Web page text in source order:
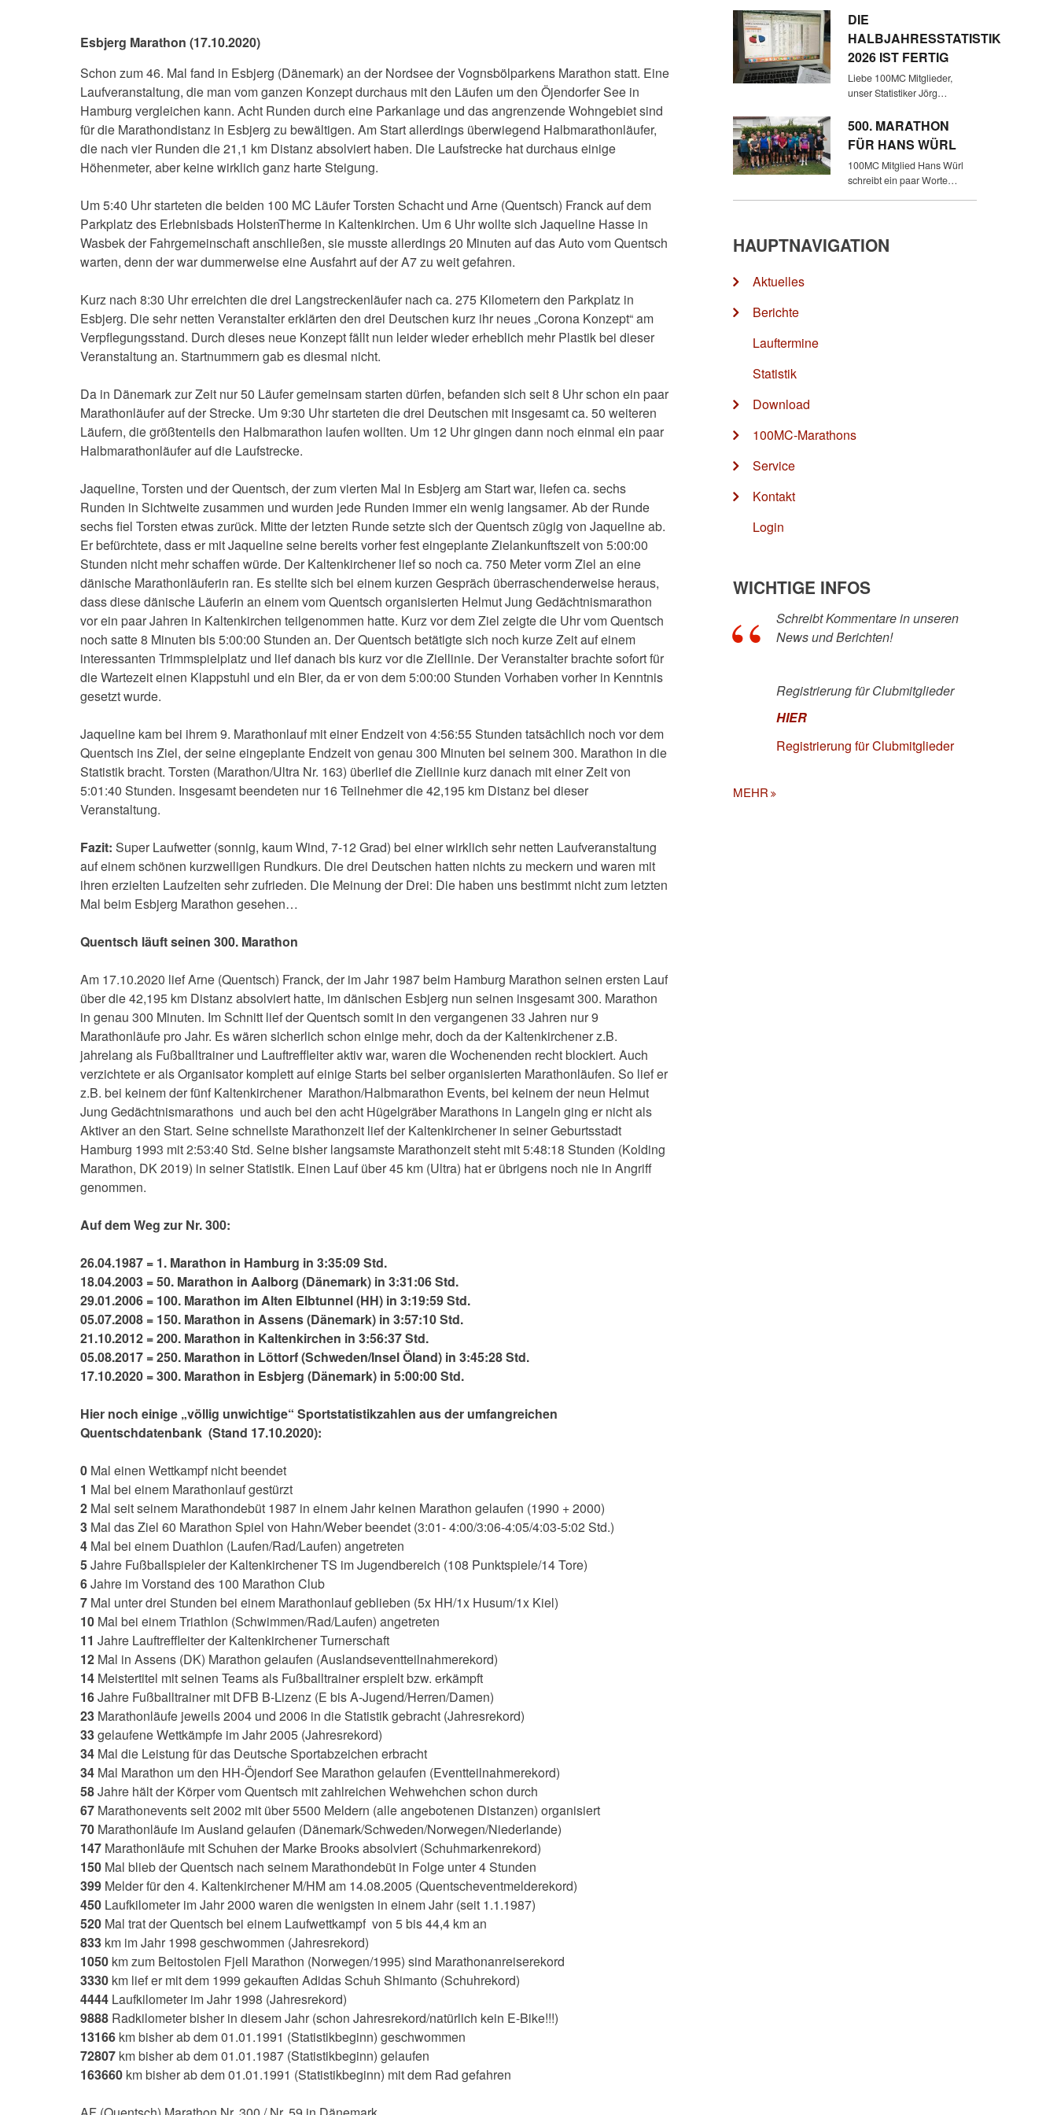
Esbjerg Marathon (17.10.2020)
Schon zum 46. Mal fand in Esbjerg (Dänemark) an der Nordsee der Vognsbölparkens Marathon statt. Eine
Laufveranstaltung, die man vom ganzen Konzept durchaus mit den Läufen um den Öjendorfer See in
Hamburg vergleichen kann. Acht Runden durch eine Parkanlage und das angrenzende Wohngebiet sind
für die Marathondistanz in Esbjerg zu bewältigen. Am Start allerdings überwiegend Halbmarathonläufer,
die nach vier Runden die 21,1 km Distanz absolviert haben. Die Laufstrecke hat durchaus einige
Höhenmeter, aber keine wirklich ganz harte Steigung.
Um 5:40 Uhr starteten die beiden 100 MC Läufer Torsten Schacht und Arne (Quentsch) Franck auf dem
Parkplatz des Erlebnisbads HolstenTherme in Kaltenkirchen. Um 6 Uhr wollte sich Jaqueline Hasse in
Wasbek der Fahrgemeinschaft anschließen, sie musste allerdings 20 Minuten auf das Auto vom Quentsch
warten, denn der war dummerweise eine Ausfahrt auf der A7 zu weit gefahren.
Kurz nach 8:30 Uhr erreichten die drei Langstreckenläufer nach ca. 275 Kilometern den Parkplatz in
Esbjerg. Die sehr netten Veranstalter erklärten den drei Deutschen kurz ihr neues „Corona Konzept“ am
Verpflegungsstand. Durch dieses neue Konzept fällt nun leider wieder erheblich mehr Plastik bei dieser
Veranstaltung an. Startnummern gab es diesmal nicht.
Da in Dänemark zur Zeit nur 50 Läufer gemeinsam starten dürfen, befanden sich seit 8 Uhr schon ein paar
Marathonläufer auf der Strecke. Um 9:30 Uhr starteten die drei Deutschen mit insgesamt ca. 50 weiteren
Läufern, die größtenteils den Halbmarathon laufen wollten. Um 12 Uhr gingen dann noch einmal ein paar
Halbmarathonläufer auf die Laufstrecke.
Jaqueline, Torsten und der Quentsch, der zum vierten Mal in Esbjerg am Start war, liefen ca. sechs
Runden in Sichtweite zusammen und wurden jede Runden immer ein wenig langsamer. Ab der Runde
sechs fiel Torsten etwas zurück. Mitte der letzten Runde setzte sich der Quentsch zügig von Jaqueline ab.
Er befürchtete, dass er mit Jaqueline seine bereits vorher fest eingeplante Zielankunftszeit von 5:00:00
Stunden nicht mehr schaffen würde. Der Kaltenkirchener lief so noch ca. 750 Meter vorm Ziel an eine
dänische Marathonläuferin ran. Es stellte sich bei einem kurzen Gespräch überraschenderweise heraus,
dass diese dänische Läuferin an einem vom Quentsch organisierten Helmut Jung Gedächtnismarathon
vor ein paar Jahren in Kaltenkirchen teilgenommen hatte. Kurz vor dem Ziel zeigte die Uhr vom Quentsch
noch satte 8 Minuten bis 5:00:00 Stunden an. Der Quentsch betätigte sich noch kurze Zeit auf einem
interessanten Trimmspielplatz und lief danach bis kurz vor die Ziellinie. Der Veranstalter brachte sofort für
die Wartezeit einen Klappstuhl und ein Bier, da er von dem 5:00:00 Stunden Vorhaben vorher in Kenntnis
gesetzt wurde.
Jaqueline kam bei ihrem 9. Marathonlauf mit einer Endzeit von 4:56:55 Stunden tatsächlich noch vor dem
Quentsch ins Ziel, der seine eingeplante Endzeit von genau 300 Minuten bei seinem 300. Marathon in die
Statistik bracht. Torsten (Marathon/Ultra Nr. 163) überlief die Ziellinie kurz danach mit einer Zeit von
5:01:40 Stunden. Insgesamt beendeten nur 16 Teilnehmer die 42,195 km Distanz bei dieser
Veranstaltung.
Fazit: Super Laufwetter (sonnig, kaum Wind, 7-12 Grad) bei einer wirklich sehr netten Laufveranstaltung
auf einem schönen kurzweiligen Rundkurs. Die drei Deutschen hatten nichts zu meckern und waren mit
ihren erzielten Laufzeiten sehr zufrieden. Die Meinung der Drei: Die haben uns bestimmt nicht zum letzten
Mal beim Esbjerg Marathon gesehen…
Quentsch läuft seinen 300. Marathon
Am 17.10.2020 lief Arne (Quentsch) Franck, der im Jahr 1987 beim Hamburg Marathon seinen ersten Lauf
über die 42,195 km Distanz absolviert hatte, im dänischen Esbjerg nun seinen insgesamt 300. Marathon
in genau 300 Minuten. Im Schnitt lief der Quentsch somit in den vergangenen 33 Jahren nur 9
Marathonläufe pro Jahr. Es wären sicherlich schon einige mehr, doch da der Kaltenkirchener z.B.
jahrelang als Fußballtrainer und Lauftreffleiter aktiv war, waren die Wochenenden recht blockiert. Auch
verzichtete er als Organisator komplett auf einige Starts bei selber organisierten Marathonläufen. So lief er
z.B. bei keinem der fünf Kaltenkirchener Marathon/Halbmarathon Events, bei keinem der neun Helmut
Jung Gedächtnismarathons und auch bei den acht Hügelgräber Marathons in Langeln ging er nicht als
Aktiver an den Start. Seine schnellste Marathonzeit lief der Kaltenkirchener in seiner Geburtsstadt
Hamburg 1993 mit 2:53:40 Std. Seine bisher langsamste Marathonzeit steht mit 5:48:18 Stunden (Kolding
Marathon, DK 2019) in seiner Statistik. Einen Lauf über 45 km (Ultra) hat er übrigens noch nie in Angriff
genommen.
Auf dem Weg zur Nr. 300:
26.04.1987 = 1. Marathon in Hamburg in 3:35:09 Std.
18.04.2003 = 50. Marathon in Aalborg (Dänemark) in 3:31:06 Std.
29.01.2006 = 100. Marathon im Alten Elbtunnel (HH) in 3:19:59 Std.
05.07.2008 = 150. Marathon in Assens (Dänemark) in 3:57:10 Std.
21.10.2012 = 200. Marathon in Kaltenkirchen in 3:56:37 Std.
05.08.2017 = 250. Marathon in Löttorf (Schweden/Insel Öland) in 3:45:28 Std.
17.10.2020 = 300. Marathon in Esbjerg (Dänemark) in 5:00:00 Std.
Hier noch einige „völlig unwichtige“ Sportstatistikzahlen aus der umfangreichen
Quentschdatenbank (Stand 17.10.2020):
0 Mal einen Wettkampf nicht beendet
1 Mal bei einem Marathonlauf gestürzt
2 Mal seit seinem Marathondebüt 1987 in einem Jahr keinen Marathon gelaufen (1990 + 2000)
3 Mal das Ziel 60 Marathon Spiel von Hahn/Weber beendet (3:01- 4:00/3:06-4:05/4:03-5:02 Std.)
4 Mal bei einem Duathlon (Laufen/Rad/Laufen) angetreten
5Jahre Fußballspieler der Kaltenkirchener TS im Jugendbereich (108 Punktspiele/14 Tore)
6Jahre im Vorstand des 100 Marathon Club
7 Mal unter drei Stunden bei einem Marathonlauf geblieben (5x HH/1x Husum/1x Kiel)
10 Mal bei einem Triathlon (Schwimmen/Rad/Laufen) angetreten
11 Jahre Lauftreffleiter der Kaltenkirchener Turnerschaft
12 Mal in Assens (DK) Marathon gelaufen (Auslandseventteilnahmerekord)
14 Meistertitel mit seinen Teams als Fußballtrainer erspielt bzw. erkämpft
16Jahre Fußballtrainer mit DFB B-Lizenz (E bis A-Jugend/Herren/Damen)
23 Marathonläufe jeweils 2004 und 2006 in die Statistik gebracht (Jahresrekord)
33gelaufene Wettkämpfe im Jahr 2005 (Jahresrekord)
34 Mal die Leistung für das Deutsche Sportabzeichen erbracht
34 Mal Marathon um den HH-Öjendorf See Marathon gelaufen (Eventteilnahmerekord)
58Jahre hält der Körper vom Quentsch mit zahlreichen Wehwehchen schon durch
67 Marathonevents seit 2002 mit über 5500 Meldern (alle angebotenen Distanzen) organisiert
70 Marathonläufe im Ausland gelaufen (Dänemark/Schweden/Norwegen/Niederlande)
147 Marathonläufe mit Schuhen der Marke Brooks absolviert (Schuhmarkenrekord)
150 Mal blieb der Quentsch nach seinem Marathondebüt in Folge unter 4 Stunden
399 Melder für den 4. Kaltenkirchener M/HM am 14.08.2005 (Quentscheventmelderekord)
450 Laufkilometer im Jahr 2000 waren die wenigsten in einem Jahr (seit 1.1.1987)
520 Mal trat der Quentsch bei einem Laufwettkampf von 5 bis 44,4 km an
833 km im Jahr 1998 geschwommen (Jahresrekord)
1050 km zum Beitostolen Fjell Marathon (Norwegen/1995) sind Marathonanreiserekord
3330 km lief er mit dem 1999 gekauften Adidas Schuh Shimanto (Schuhrekord)
4444 Laufkilometer im Jahr 1998 (Jahresrekord)
9888 Radkilometer bisher in diesem Jahr (schon Jahresrekord/natürlich kein E-Bike!!!)
13166 km bisher ab dem 01.01.1991 (Statistikbeginn) geschwommen
72807 km bisher ab dem 01.01.1987 (Statistikbeginn) gelaufen
163660 km bisher ab dem 01.01.1991 (Statistikbeginn) mit dem Rad gefahren
DIE
HALBJAHRESSTATISTIK
2026 IST FERTIG
Liebe 100MC Mitglieder,
unser Statistiker Jörg…
500. MARATHON
FÜR HANS WÜRL
100MC Mitglied Hans Würl
schreibt ein paar Worte…
HAUPTNAVIGATION
Aktuelles
Berichte
Lauftermine
Statistik
Download
100MC-Marathons
Service
Kontakt
Login
WICHTIGE INFOS
Schreibt Kommentare in unseren
News und Berichten!
Registrierung für Clubmitglieder
HIER
Registrierung für Clubmitglieder
MEHR